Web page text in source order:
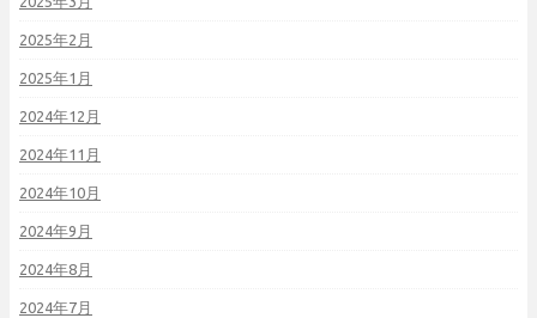
2025年2月
2025年1月
2024年12月
2024年11月
2024年10月
2024年9月
2024年8月
2024年7月